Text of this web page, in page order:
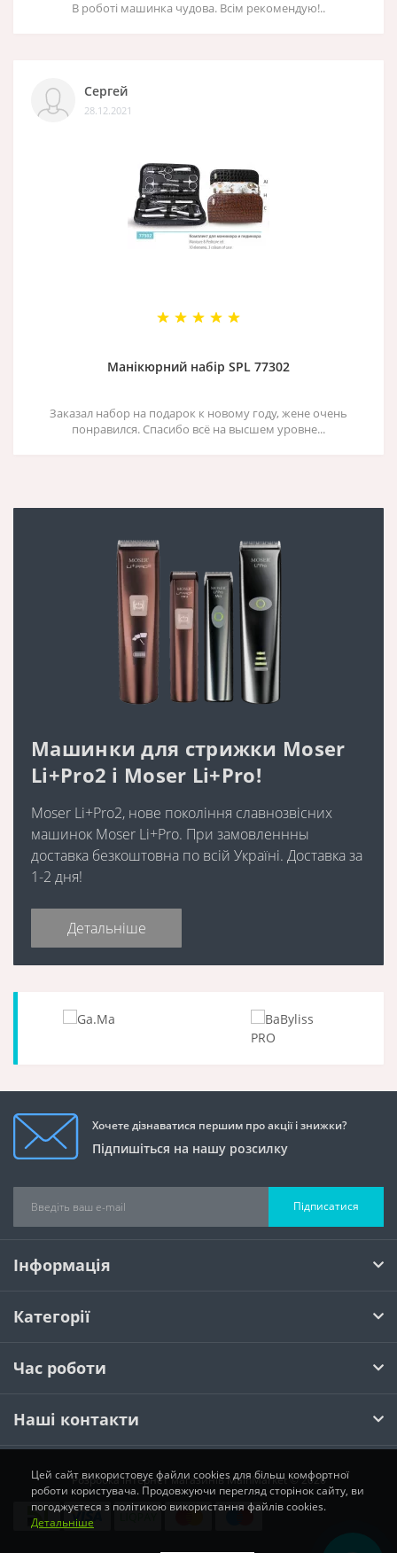
В роботі машинка чудова. Всім рекомендую!..
Сергей
28.12.2021
Манікюрний набір SPL 77302
Заказал набор на подарок к новому году, жене очень
понравился. Спасибо всё на высшем уровне...
Машинки для стрижки Moser
Li+Pro2 і Moser Li+Pro!
Moser Li+Pro2, нове покоління славнозвісних
машинок Moser Li+Pro. При замовленнны
доставка безкоштовна по всій Україні. Доставка за
1-2 дня!
Детальніше
Хочете дізнаватися першим про акції і знижки?
Підпишіться на нашу розсилку
Підписатися
Інформація
Категорії
Час роботи
Наші контакти
Розробка інтернет магазинівMainMarket © 2026
Цей сайт використовує файли cookies для більш комфортної
роботи користувача. Продовжуючи перегляд сторінок сайту, ви
погоджуєтеся з політикою використання файлів cookies.
Детальніше